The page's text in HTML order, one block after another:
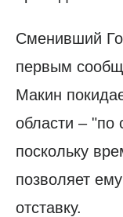
Сменивший
первым
Макин
области – "по
поскольку
позволяет
отставку.